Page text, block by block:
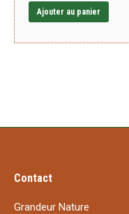
Ajouter au panier
Contact
Grandeur Nature